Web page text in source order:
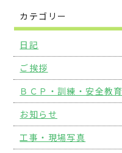
カテゴリー
日記
ご挨拶
ＢＣＰ・訓練・安全教育
お知らせ
工事・現場写真